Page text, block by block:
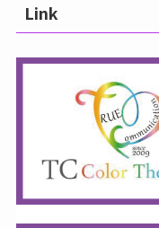
Link